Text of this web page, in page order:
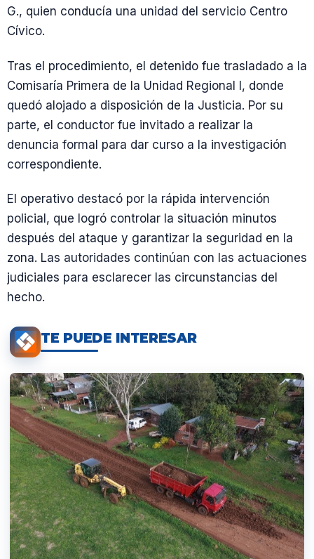
G., quien conducía una unidad del servicio Centro
Cívico.
Tras el procedimiento, el detenido fue trasladado a la
Comisaría Primera de la Unidad Regional I, donde
quedó alojado a disposición de la Justicia. Por su
parte, el conductor fue invitado a realizar la
denuncia formal para dar curso a la investigación
correspondiente.
El operativo destacó por la rápida intervención
policial, que logró controlar la situación minutos
después del ataque y garantizar la seguridad en la
zona. Las autoridades continúan con las actuaciones
judiciales para esclarecer las circunstancias del
hecho.
TE PUEDE INTERESAR